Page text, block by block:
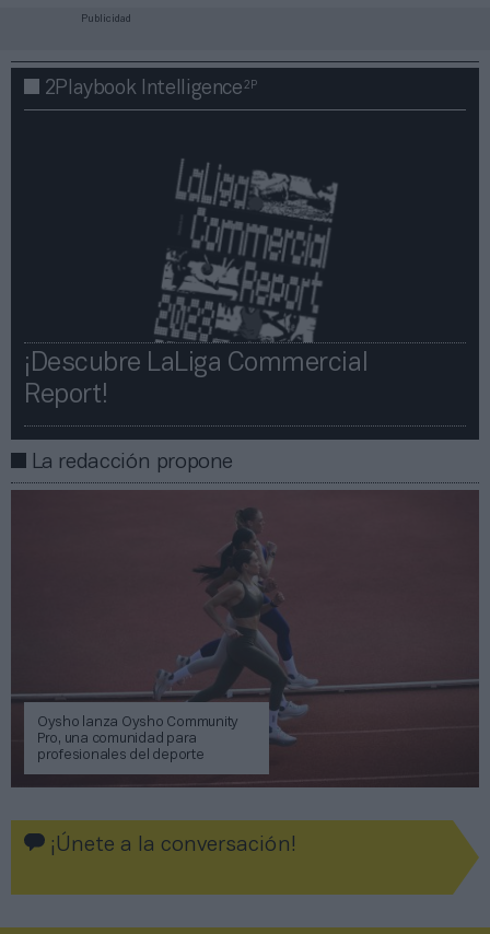
Publicidad
2Playbook Intelligence2P
¡Descubre LaLiga Commercial
Report!​​
La redacción propone
Oysho lanza Oysho Community
Pro, una comunidad para
profesionales del deporte
¡Únete a la conversación!